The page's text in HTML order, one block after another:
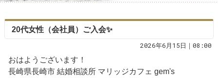
20代女性（会社員）ご入会✨
2026年6月15日｜08:00
おはようございます！
長崎県長崎市 結婚相談所 マリッジカフェ gem's